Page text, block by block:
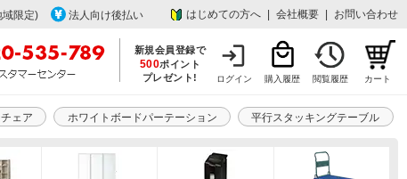
域限定) 法人向け後払い はじめての方へ 会社概要 お問い合わせ
新規会員登録で
500ポイント
プレゼント!
ログイン 購入履歴 閲覧履歴 カート
ェア ホワイトボードパーテーション 平行スタッキングテーブル